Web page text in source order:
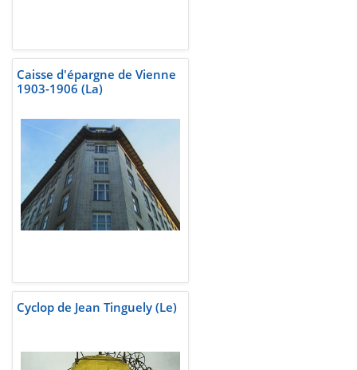
Caisse d'épargne de Vienne
1903-1906 (La)
Cyclop de Jean Tinguely (Le)